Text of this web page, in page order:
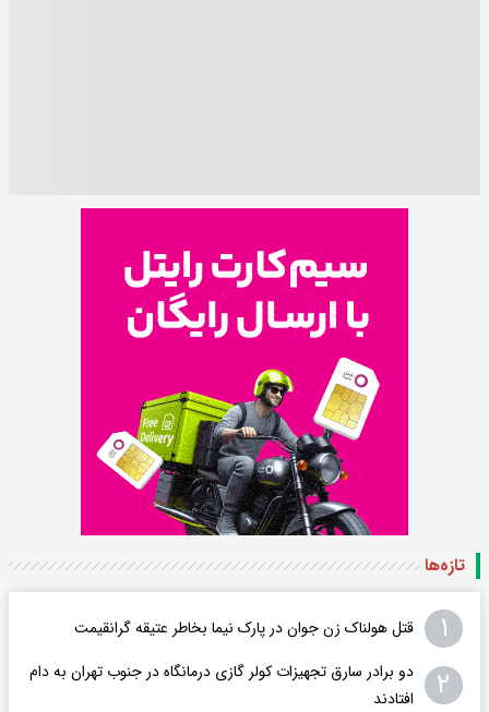
تازه‌ها
۱ قتل هولناک زن جوان در پارک نیما بخاطر عتیقه گرانقیمت
۲
دو برادر سارق تجهیزات کولر گازی درمانگاه در جنوب تهران به دام
افتادند